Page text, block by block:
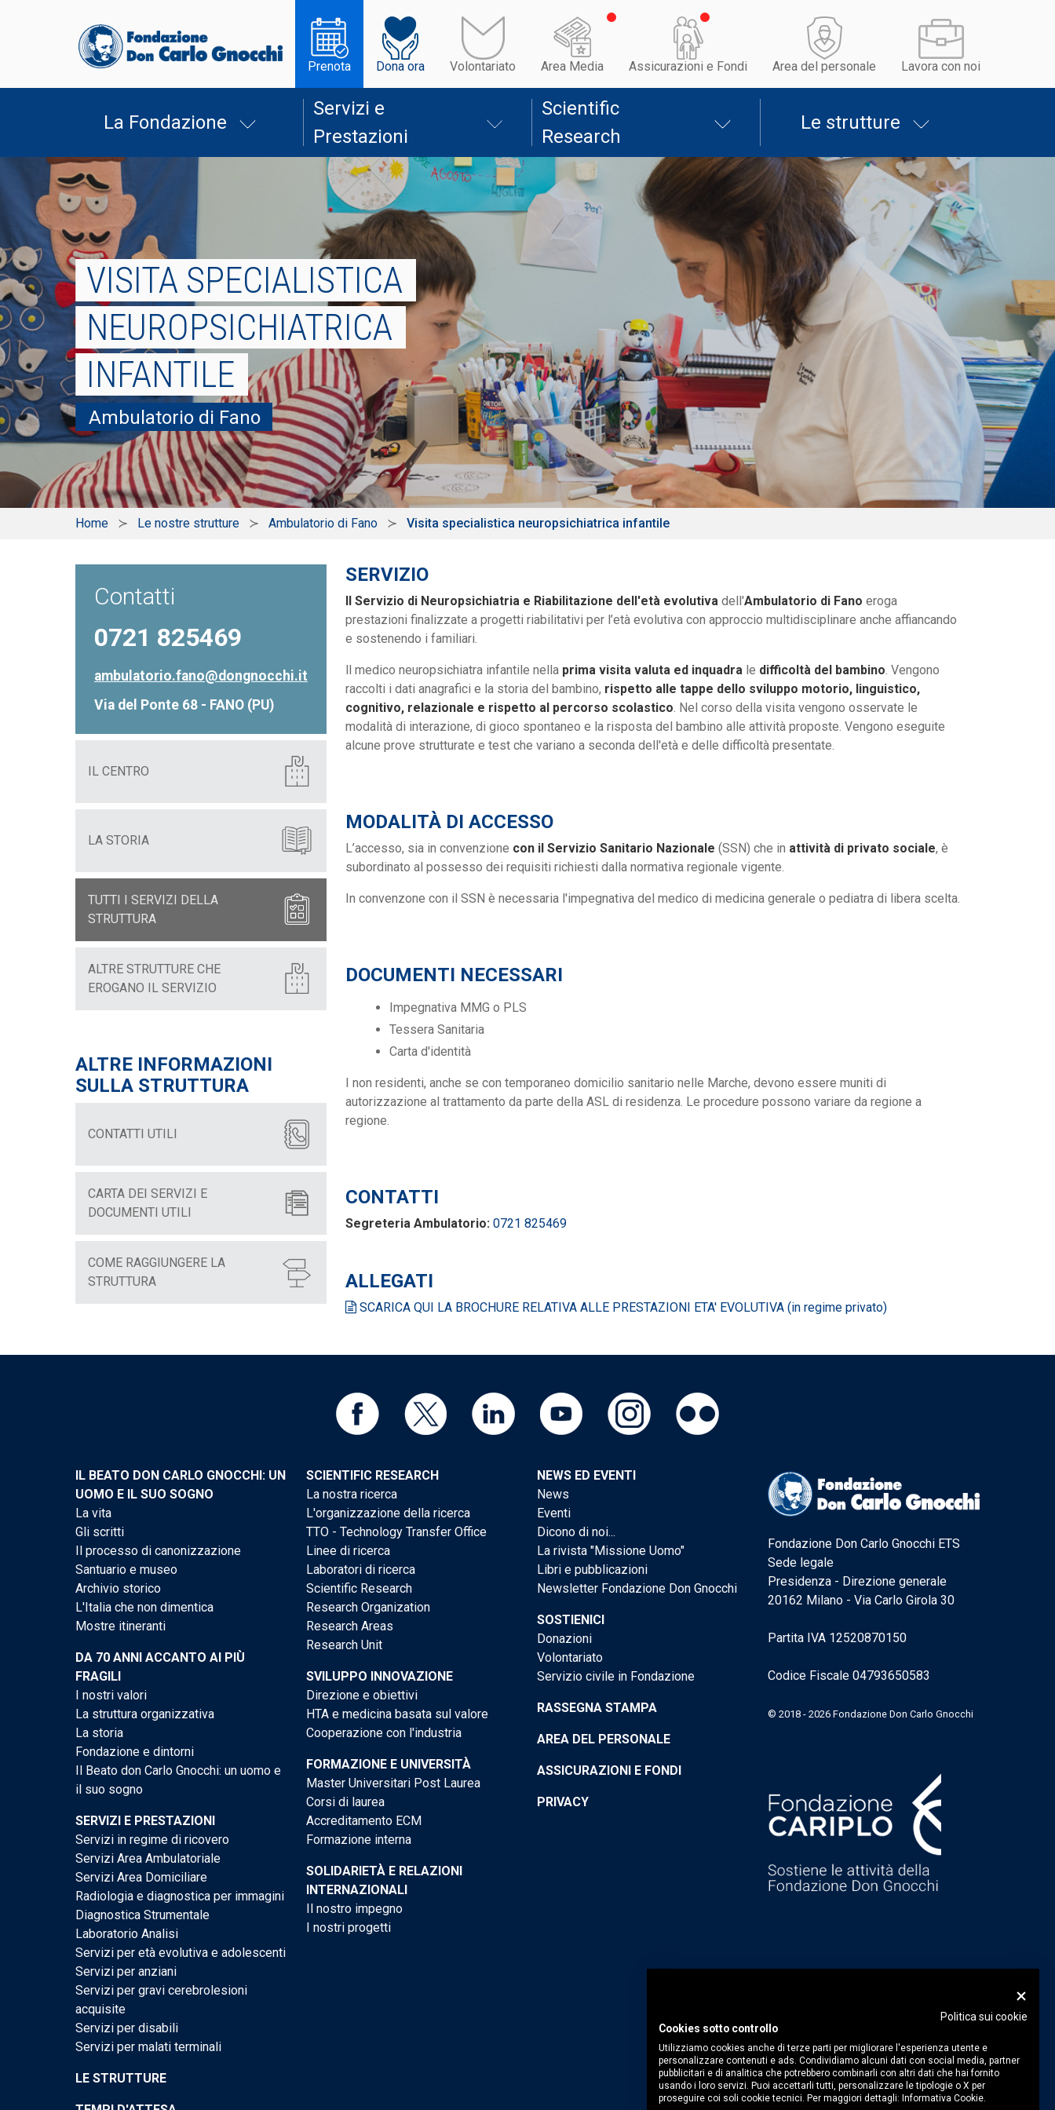
Prenota Dona ora Volontariato Area Media Assicurazioni e Fondi Area del personale Lavora con noi
La Fondazione
Servizi e
Prestazioni
Scientific
Research
Le strutture
VISITA SPECIALISTICA
NEUROPSICHIATRICA
INFANTILE
Ambulatorio di Fano
Home Le nostre strutture Ambulatorio di Fano Visita specialistica neuropsichiatrica infantile
Contatti
0721 825469
ambulatorio.fano@dongnocchi.it
Via del Ponte 68 - FANO (PU)
IL CENTRO
LA STORIA
TUTTI I SERVIZI DELLA
STRUTTURA
ALTRE STRUTTURE CHE
EROGANO IL SERVIZIO
ALTRE INFORMAZIONI
SULLA STRUTTURA
CONTATTI UTILI
CARTA DEI SERVIZI E
DOCUMENTI UTILI
COME RAGGIUNGERE LA
STRUTTURA
SERVIZIO
Il Servizio di Neuropsichiatria e Riabilitazione dell'età evolutiva dell'Ambulatorio di Fano eroga
prestazioni finalizzate a progetti riabilitativi per l’età evolutiva con approccio multidisciplinare anche affiancando
e sostenendo i familiari.
ll medico neuropsichiatra infantile nella prima visita valuta ed inquadra le difficoltà del bambino. Vengono
raccolti i dati anagrafici e la storia del bambino, rispetto alle tappe dello sviluppo motorio, linguistico,
cognitivo, relazionale e rispetto al percorso scolastico. Nel corso della visita vengono osservate le
modalità di interazione, di gioco spontaneo e la risposta del bambino alle attività proposte. Vengono eseguite
alcune prove strutturate e test che variano a seconda dell'età e delle difficoltà presentate.
MODALITÀ DI ACCESSO
L’accesso, sia in convenzione con il Servizio Sanitario Nazionale (SSN) che in attività di privato sociale, è
subordinato al possesso dei requisiti richiesti dalla normativa regionale vigente.
In convenzone con il SSN è necessaria l'impegnativa del medico di medicina generale o pediatra di libera scelta.
DOCUMENTI NECESSARI
Impegnativa MMG o PLS
Tessera Sanitaria
Carta d'identità
I non residenti, anche se con temporaneo domicilio sanitario nelle Marche, devono essere muniti di
autorizzazione al trattamento da parte della ASL di residenza. Le procedure possono variare da regione a
regione.
CONTATTI
Segreteria Ambulatorio: 0721 825469
ALLEGATI
SCARICA QUI LA BROCHURE RELATIVA ALLE PRESTAZIONI ETA' EVOLUTIVA (in regime privato)
IL BEATO DON CARLO GNOCCHI: UN
UOMO E IL SUO SOGNO
La vita
Gli scritti
Il processo di canonizzazione
Santuario e museo
Archivio storico
L'Italia che non dimentica
Mostre itineranti
DA 70 ANNI ACCANTO AI PIÙ
FRAGILI
I nostri valori
La struttura organizzativa
La storia
Fondazione e dintorni
Il Beato don Carlo Gnocchi: un uomo e
il suo sogno
SERVIZI E PRESTAZIONI
Servizi in regime di ricovero
Servizi Area Ambulatoriale
Servizi Area Domiciliare
Radiologia e diagnostica per immagini
Diagnostica Strumentale
Laboratorio Analisi
Servizi per età evolutiva e adolescenti
Servizi per anziani
Servizi per gravi cerebrolesioni
acquisite
Servizi per disabili
Servizi per malati terminali
LE STRUTTURE
SCIENTIFIC RESEARCH
La nostra ricerca
L'organizzazione della ricerca
TTO - Technology Transfer Office
Linee di ricerca
Laboratori di ricerca
Scientific Research
Research Organization
Research Areas
Research Unit
SVILUPPO INNOVAZIONE
Direzione e obiettivi
HTA e medicina basata sul valore
Cooperazione con l'industria
FORMAZIONE E UNIVERSITÀ
Master Universitari Post Laurea
Corsi di laurea
Accreditamento ECM
Formazione interna
SOLIDARIETÀ E RELAZIONI
INTERNAZIONALI
Il nostro impegno
I nostri progetti
NEWS ED EVENTI
News
Eventi
Dicono di noi...
La rivista "Missione Uomo"
Libri e pubblicazioni
Newsletter Fondazione Don Gnocchi
SOSTIENICI
Donazioni
Volontariato
Servizio civile in Fondazione
RASSEGNA STAMPA
AREA DEL PERSONALE
ASSICURAZIONI E FONDI
PRIVACY
Fondazione Don Carlo Gnocchi ETS
Sede legale
Presidenza - Direzione generale
20162 Milano - Via Carlo Girola 30
Partita IVA 12520870150
Codice Fiscale 04793650583
© 2018 - 2026 Fondazione Don Carlo Gnocchi
Politica sui cookie
Cookies sotto controllo
Utilizziamo cookies anche di terze parti per migliorare l'esperienza utente e
personalizzare contenuti e ads. Condividiamo alcuni dati con social media, partner
pubblicitari e di analitica che potrebbero combinarli con altri dati che hai fornito
usando i loro servizi. Puoi accettarli tutti, personalizzare le tipologie o X per
proseguire coi soli cookie tecnici. Per maggiori dettagli: Informativa Cookie.